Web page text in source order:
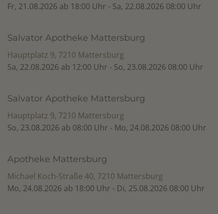
Fr, 21.08.2026 ab 18:00 Uhr - Sa, 22.08.2026 08:00 Uhr
Salvator Apotheke Mattersburg
Hauptplatz 9, 7210 Mattersburg
Sa, 22.08.2026 ab 12:00 Uhr - So, 23.08.2026 08:00 Uhr
Salvator Apotheke Mattersburg
Hauptplatz 9, 7210 Mattersburg
So, 23.08.2026 ab 08:00 Uhr - Mo, 24.08.2026 08:00 Uhr
Apotheke Mattersburg
Michael Koch-Straße 40, 7210 Mattersburg
Mo, 24.08.2026 ab 18:00 Uhr - Di, 25.08.2026 08:00 Uhr